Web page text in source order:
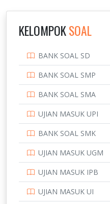
PTDI STTD
SMA
SMK
SMP
KELOMPOKSOAL
BANK SOAL SD
BANK SOAL SMP
BANK SOAL SMA
UJIAN MASUK UPI
BANK SOAL SMK
UJIAN MASUK UGM
UJIAN MASUK IPB
UJIAN MASUK UI